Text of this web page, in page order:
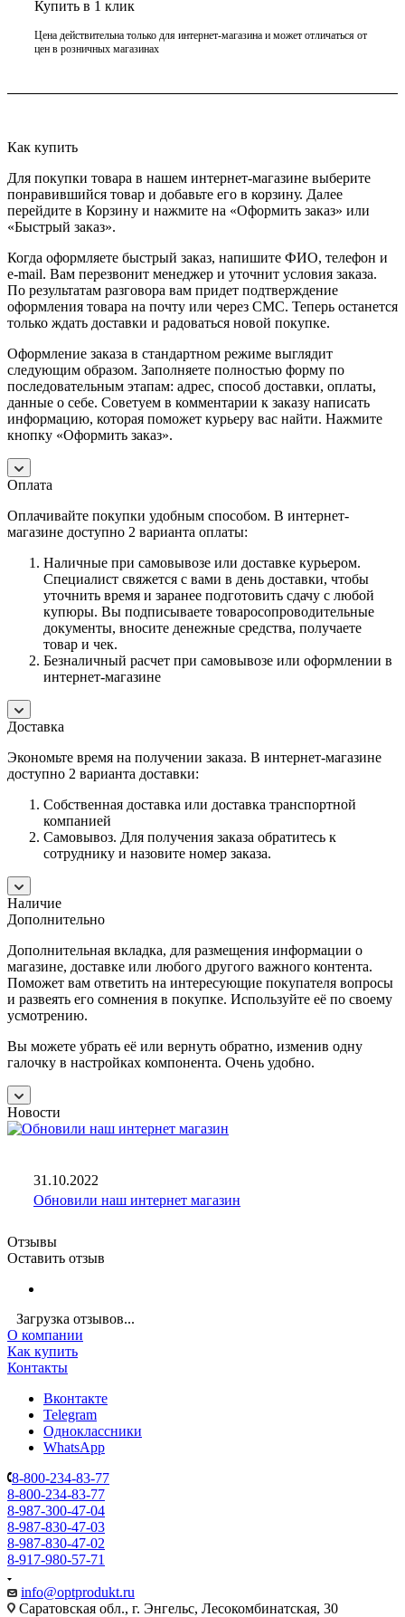
Купить в 1 клик
Цена действительна только для интернет-магазина и может отличаться от
цен в розничных магазинах
Как купить
Для покупки товара в нашем интернет-магазине выберите
понравившийся товар и добавьте его в корзину. Далее
перейдите в Корзину и нажмите на «Оформить заказ» или
«Быстрый заказ».
Когда оформляете быстрый заказ, напишите ФИО, телефон и
e-mail. Вам перезвонит менеджер и уточнит условия заказа.
По результатам разговора вам придет подтверждение
оформления товара на почту или через СМС. Теперь останется
только ждать доставки и радоваться новой покупке.
Оформление заказа в стандартном режиме выглядит
следующим образом. Заполняете полностью форму по
последовательным этапам: адрес, способ доставки, оплаты,
данные о себе. Советуем в комментарии к заказу написать
информацию, которая поможет курьеру вас найти. Нажмите
кнопку «Оформить заказ».
Оплата
Оплачивайте покупки удобным способом. В интернет-
магазине доступно 2 варианта оплаты:
Наличные при самовывозе или доставке курьером.
Специалист свяжется с вами в день доставки, чтобы
уточнить время и заранее подготовить сдачу с любой
купюры. Вы подписываете товаросопроводительные
документы, вносите денежные средства, получаете
товар и чек.
Безналичный расчет при самовывозе или оформлении в
интернет-магазине
Доставка
Экономьте время на получении заказа. В интернет-магазине
доступно 2 варианта доставки:
Собственная доставка или доставка транспортной
компанией
Самовывоз. Для получения заказа обратитесь к
сотруднику и назовите номер заказа.
Наличие
Дополнительно
Дополнительная вкладка, для размещения информации о
магазине, доставке или любого другого важного контента.
Поможет вам ответить на интересующие покупателя вопросы
и развеять его сомнения в покупке. Используйте её по своему
усмотрению.
Вы можете убрать её или вернуть обратно, изменив одну
галочку в настройках компонента. Очень удобно.
Новости
31.10.2022
Обновили наш интернет магазин
Отзывы
Оставить отзыв
Загрузка отзывов...
О компании
Как купить
Контакты
Вконтакте
Telegram
Одноклассники
WhatsApp
8-800-234-83-77
8-800-234-83-77
8-987-300-47-04
8-987-830-47-03
8-987-830-47-02
8-917-980-57-71
info@optprodukt.ru
Саратовская обл., г. Энгельс, Лесокомбинатская, 30